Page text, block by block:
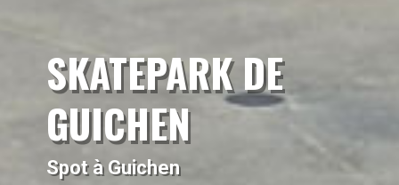
SKATEPARK DE
GUICHEN
Spot à Guichen